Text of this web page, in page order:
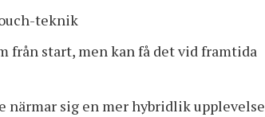
teknik
från start, men kan få det vid framtida
närmar sig en mer hybridlik upplevelse